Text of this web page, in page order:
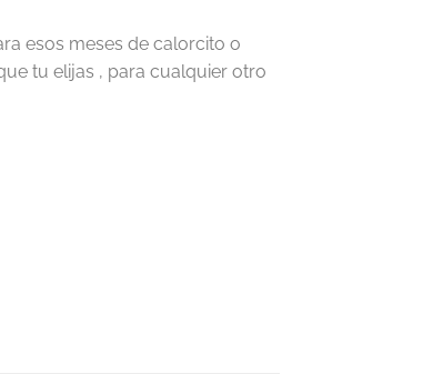
esos meses de calorcito o
tu elijas , para cualquier otro